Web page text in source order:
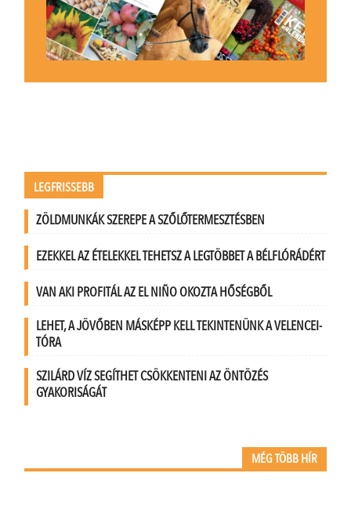
LEGFRISSEBB
ZÖLDMUNKÁK SZEREPE A SZŐLŐTERMESZTÉSBEN
EZEKKEL AZ ÉTELEKKEL TEHETSZ A LEGTÖBBET A BÉLFLÓRÁDÉRT
VAN AKI PROFITÁL AZ EL NIÑO OKOZTA HŐSÉGBŐL
LEHET, A JÖVŐBEN MÁSKÉPP KELL TEKINTENÜNK A VELENCEI-
TÓRA
SZILÁRD VÍZ SEGÍTHET CSÖKKENTENI AZ ÖNTÖZÉS
GYAKORISÁGÁT
MÉG TÖBB HÍR